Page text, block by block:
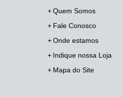
Quem Somos
Fale Conosco
Onde estamos
Indique nossa Loja
Mapa do Site